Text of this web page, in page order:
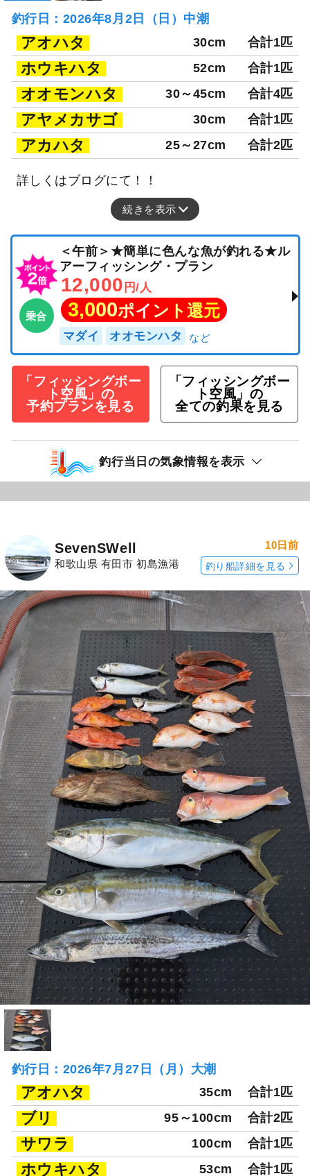
釣行日：2026年8月2日（日）中潮
アオハタ 30cm 合計1匹
ホウキハタ 52cm 合計1匹
オオモンハタ 30～45cm 合計4匹
アヤメカサゴ 30cm 合計1匹
アカハタ 25～27cm 合計2匹
詳しくはブログにて！！
続きを表示
乗合
＜午前＞★簡単に色んな魚が釣れる★ル
アーフィッシング・プラン
12,000 円/人
3,000ポイント還元
マダイ オオモンハタ
「フィッシングボー
ト空風」の
予約プランを見る
「フィッシングボー
ト空風」の
全ての釣果を見る
釣行当日の気象情報を表示
SevenSWell
和歌山県 有田市 初島漁港
10日前
釣り船詳細を見る
釣行日：2026年7月27日（月）大潮
アオハタ 35cm 合計1匹
ブリ 95～100cm 合計2匹
サワラ 100cm 合計1匹
ホウキハタ 53cm 合計1匹